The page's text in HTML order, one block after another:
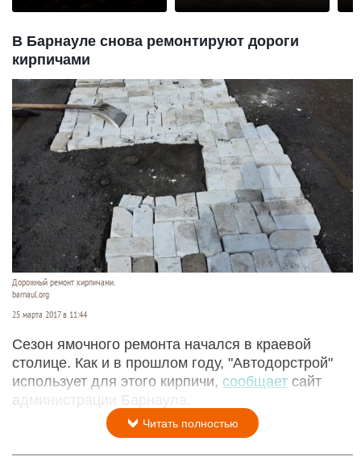
В Барнауле снова ремонтируют дороги
кирпичами
Дорожный ремонт кирпичами.
barnaul.org
25 марта 2017 в 11:44
Сезон ямочного ремонта начался в краевой
столице. Как и в прошлом году, "Автодорстрой"
использует для этого кирпичи, сообщает сайт
администрации Барнаула.
Читать полностью